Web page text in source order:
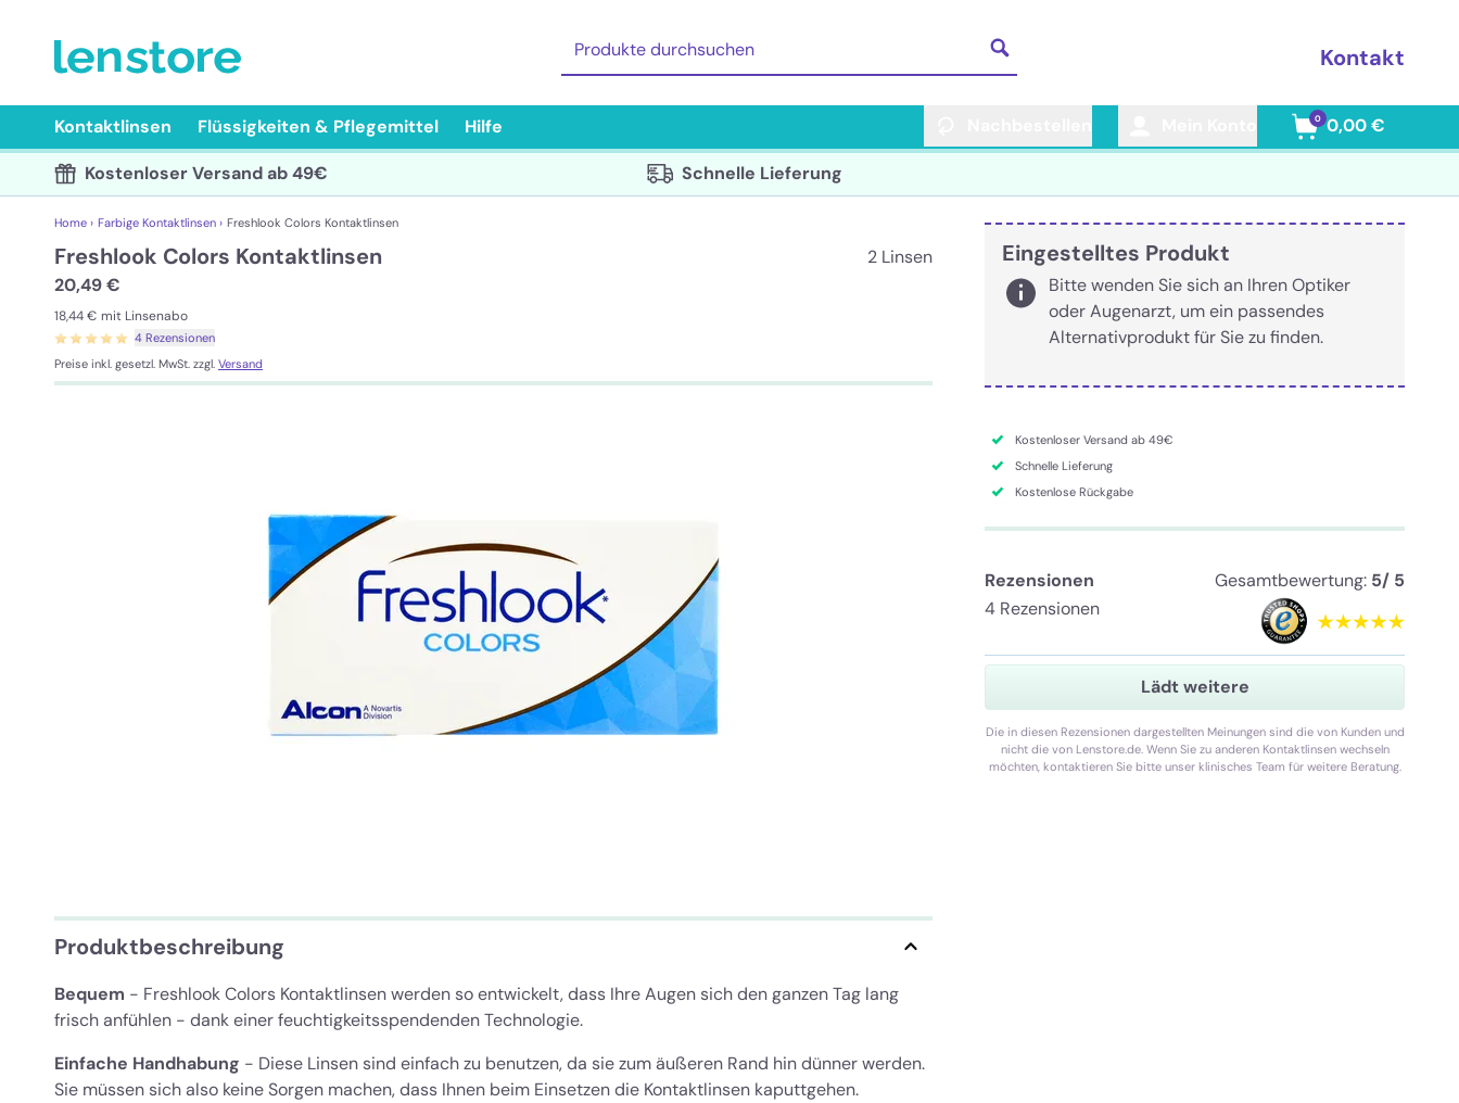
Kontakt
Kontaktlinsen Flüssigkeiten & Pflegemittel Hilfe 0 0,00 €
Kostenloser Versand ab 49€ Schnelle Lieferung
Home › Farbige Kontaktlinsen › Freshlook Colors Kontaktlinsen
Freshlook Colors Kontaktlinsen
20,49 €
18,44 € mit Linsenabo
4 Rezensionen
Preise inkl. gesetzl. MwSt. zzgl. Versand
2 Linsen
Produktbeschreibung
Bequem - Freshlook Colors Kontaktlinsen werden so entwickelt, dass Ihre Augen sich den ganzen Tag lang
frisch anfühlen - dank einer feuchtigkeitsspendenden Technologie.
Einfache Handhabung - Diese Linsen sind einfach zu benutzen, da sie zum äußeren Rand hin dünner werden.
Sie müssen sich also keine Sorgen machen, dass Ihnen beim Einsetzen die Kontaktlinsen kaputtgehen.
Eingestelltes Produkt
Bitte wenden Sie sich an Ihren Optiker
oder Augenarzt, um ein passendes
Alternativprodukt für Sie zu finden.
Kostenloser Versand ab 49€
Schnelle Lieferung
Kostenlose Rückgabe
Rezensionen
4 Rezensionen
Gesamtbewertung: 5/ 5
Lädt weitere
Die in diesen Rezensionen dargestellten Meinungen sind die von Kunden und
nicht die von Lenstore.de. Wenn Sie zu anderen Kontaktlinsen wechseln
möchten, kontaktieren Sie bitte unser klinisches Team für weitere Beratung.